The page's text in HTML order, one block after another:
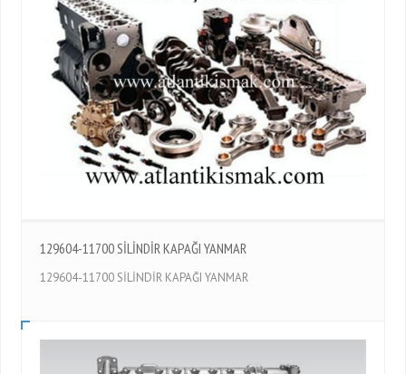
129604-11700 SİLİNDİR KAPAĞI YANMAR
129604-11700 SİLİNDİR KAPAĞI YANMAR